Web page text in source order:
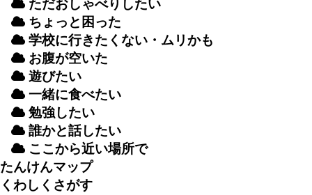
ただおしゃべりしたい
ちょっと 困 った
学校に行きたくない・ムリかも
お腹が空いた
遊びたい
一緒に食べたい
勉強したい
誰かと話したい
ここから近い場所で
たんけんマップ
くわしくさがす